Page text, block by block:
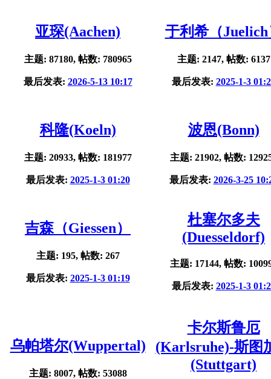
亚琛(Aachen)
主题: 87180, 帖数: 780965
最后发表: 2026-5-13 10:17
于利希（Juelich
主题: 2147, 帖数: 6137
最后发表: 2025-1-3
科隆(Koeln)
主题: 20933, 帖数: 181977
最后发表: 2025-1-3 01:20
波恩(Bonn)
主题: 21902, 帖数:
最后发表: 2026-3-25
吉森（Giessen）
主题: 195, 帖数: 267
最后发表: 2025-1-3 01:19
杜塞尔多夫
(Duesseldorf)
主题: 17144, 帖数:
最后发表: 2025-1-3
乌帕塔尔(Wuppertal)
主题: 8007, 帖数: 53088
卡尔斯鲁厄
(Karlsruhe)-斯图
(Stuttgart)